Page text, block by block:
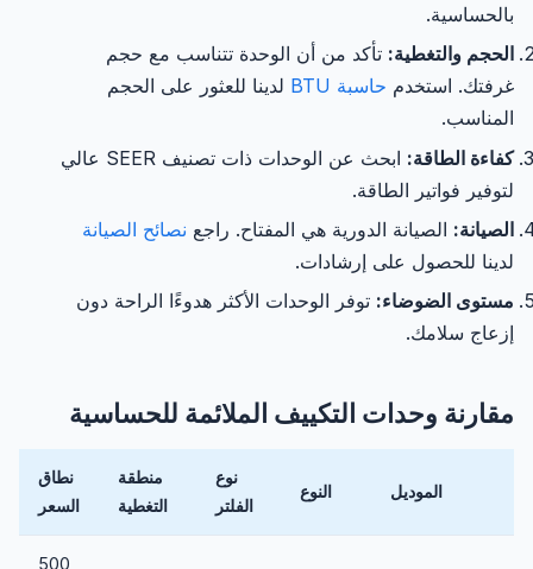
بالحساسية.
الحجم والتغطية: تأكد من أن الوحدة تتناسب مع حجم
غرفتك. استخدم حاسبة BTU
لدينا للعثور على الحجم
المناسب.
كفاءة الطاقة:
ابحث عن الوحدات ذات تصنيف SEER عالي
لتوفير فواتير الطاقة.
الصيانة: الصيانة الدورية هي المفتاح. راجع نصائح الصيانة
لدينا للحصول على إرشادات.
مستوى الضوضاء: توفر الوحدات الأكثر هدوءًا الراحة دون
إزعاج سلامك.
مقارنة وحدات التكييف الملائمة للحساسية
الموديل النوع
نوع
الفلتر
منطقة
التغطية
نطاق
السعر
500